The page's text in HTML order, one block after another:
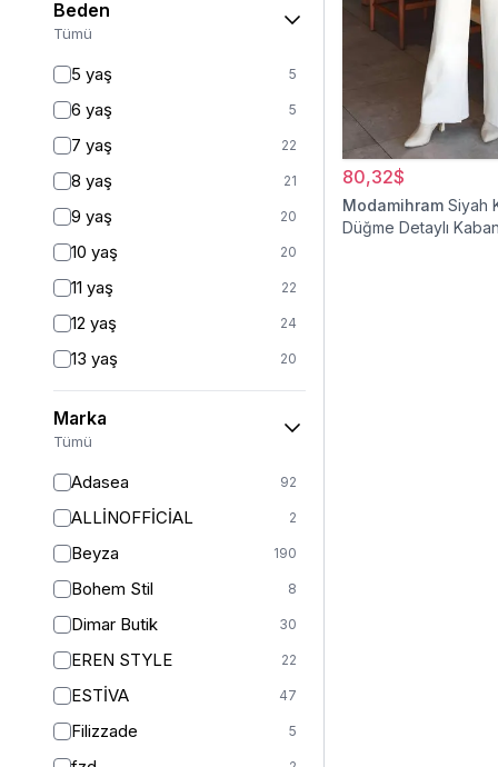
Palazzo 27
Beden
Tümü
5 yaş 5
6 yaş 5
7 yaş 22
8 yaş 21
9 yaş 20
10 yaş 20
11 yaş 22
12 yaş 24
13 yaş 20
14 yaş 23
2 (44-46-48) 6
Marka
Tümü
Adasea 92
ALLİNOFFİCİAL 2
Beyza 190
Bohem Stil 8
Dimar Butik 30
EREN STYLE 22
ESTİVA 47
Filizzade 5
80,32$
Modamihram Siyah
Düğme Detaylı Kaban